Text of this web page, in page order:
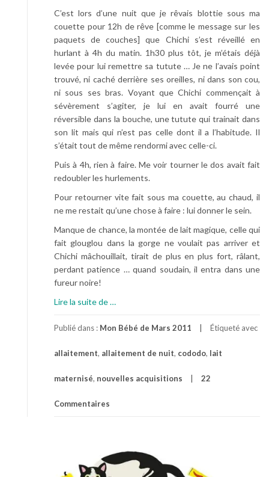
C’est lors d’une nuit que je rêvais blottie sous ma
couette pour 12h de rêve [comme le message sur les
paquets de couches] que Chichi s’est réveillé en
hurlant à 4h du matin. 1h30 plus tôt, je m’étais déjà
levée pour lui remettre sa tutute … Je ne l’avais point
trouvé, ni caché derrière ses oreilles, ni dans son cou,
ni sous ses bras. Voyant que Chichi commençait à
sévèrement s’agiter, je lui en avait fourré une
réversible dans la bouche, une tutute qui trainait dans
son lit mais qui n’est pas celle dont il a l’habitude. Il
s’était tout de même rendormi avec celle-ci.
Puis à 4h, rien à faire. Me voir tourner le dos avait fait
redoubler les hurlements.
Pour retourner vite fait sous ma couette, au chaud, il
ne me restait qu’une chose à faire : lui donner le sein.
Manque de chance, la montée de lait magique, celle qui
fait glouglou dans la gorge ne voulait pas arriver et
Chichi mâchouillait, tirait de plus en plus fort, râlant,
perdant patience … quand soudain, il entra dans une
fureur noire!
Lire la suite deà
r
p
s
…
Publié dans : Mon Bébé de Mars 2011 Étiqueté avec
allaitement, allaitement de nuit, cododo, lait
maternisé, nouvelles acquisitions 22
Commentaires